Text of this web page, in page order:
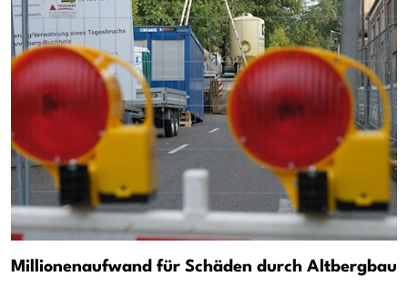
Millionenaufwand für Schäden durch Altbergbau